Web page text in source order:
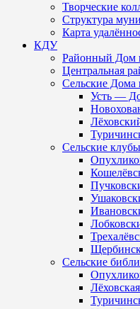
Творческие
Структура
Карта
КДУ
Районный Дом
Центральная
Сельские Дома
Усть —
Сельские клубы
Сельские